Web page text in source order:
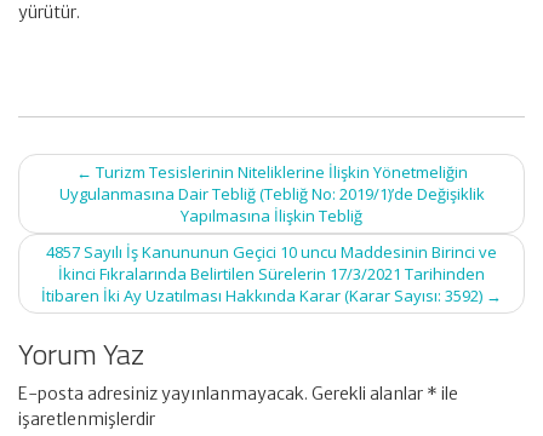
yürütür.
Post
navigation
← Turizm Tesislerinin Niteliklerine İlişkin Yönetmeliğin
Uygulanmasına Dair Tebliğ (Tebliğ No: 2019/1)’de Değişiklik
Yapılmasına İlişkin Tebliğ
4857 Sayılı İş Kanununun Geçici 10 uncu Maddesinin Birinci ve
İkinci Fıkralarında Belirtilen Sürelerin 17/3/2021 Tarihinden
İtibaren İki Ay Uzatılması Hakkında Karar (Karar Sayısı: 3592) →
Yorum Yaz
E-posta adresiniz yayınlanmayacak. Gerekli alanlar * ile
işaretlenmişlerdir